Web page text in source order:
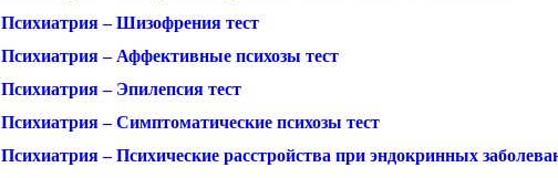
Психиатрия – Шизофрения тест
Психиатрия – Аффективные психозы тест
Психиатрия – Эпилепсия тест
Психиатрия – Симптоматические психозы тест
Психиатрия – Психические расстройства при эндокринных